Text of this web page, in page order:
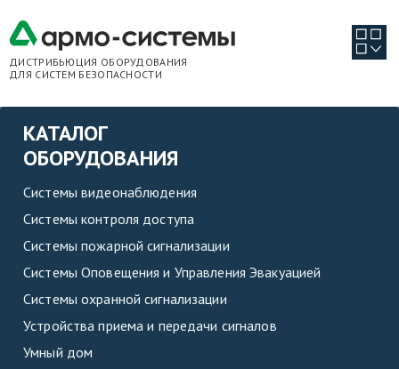
ДИСТРИБЬЮЦИЯ ОБОРУДОВАНИЯ
ДЛЯ СИСТЕМ БЕЗОПАСНОСТИ
КАТАЛОГ
ОБОРУДОВАНИЯ
Системы видеонаблюдения
Системы контроля доступа
Системы пожарной сигнализации
Системы Оповещения и Управления Эвакуацией
Системы охранной сигнализации
Устройства приема и передачи сигналов
Умный дом